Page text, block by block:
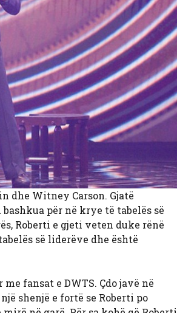
dhe Witney Carson. Gjatë
për në krye të tabelës së
Roberti e gjeti veten duke rënë
së liderëve dhe është
fansat e DWTS. Çdo javë në
shenjë e fortë se Roberti po